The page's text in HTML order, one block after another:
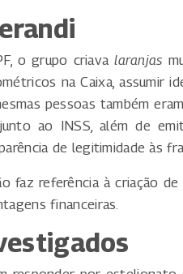
o grupo criavalaranjas
na Caixa, assumir
pessoas também
ao INSS, além de
de legitimidade às
faz referência à criação
financeiras.